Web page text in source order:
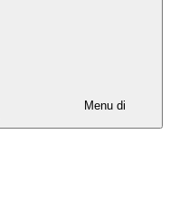
Menu di